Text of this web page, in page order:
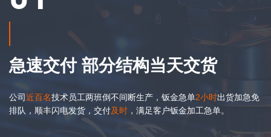
品质全检 质量保障
本公司通过ISO9001:2015，30多项检测标准，专业QC部门全检确
保每件产品符合图纸钣金加工要求。
急速交付 部分结构当天交货
公司近百名技术员工两班倒不间断生产，钣金急单2小时出货加急免
排队，顺丰闪电发货，交付及时 ，满足客户钣金加工急单。
ISO9001:2015 30多项 QC部门全检
近百名
2小时
及时